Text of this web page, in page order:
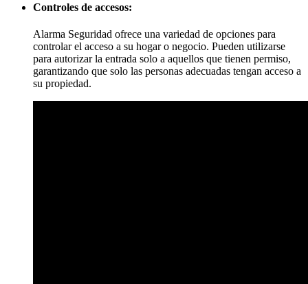
Controles de accesos:
Alarma Seguridad ofrece una variedad de opciones para
controlar el acceso a su hogar o negocio. Pueden utilizarse
para autorizar la entrada solo a aquellos que tienen permiso,
garantizando que solo las personas adecuadas tengan acceso a
su propiedad.